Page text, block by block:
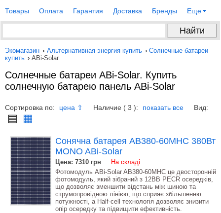
Товары Оплата Гарантия Доставка Бренды Еще
Экомагазин › Альтернативная энергия купить › Солнечные батареи
купить › ABi-Solar
Солнечные батареи ABi-Solar. Купить
солнечную батарею панель ABi-Solar
Сортировка по: цена ⇧ Наличие ( 3 ): показать все Вид:
▤ ▦
Сонячна батарея AB380-60MHC 380Вт
MONO ABi-Solar
Цена: 7310 грн
На складі
Фотомодуль ABi-Solar AB380-60MHC це двосторонній
фотомодуль, який зібраний з 12BB PECR осередків,
що дозволяє зменшити відстань між шиною та
струмопровідною лінією, що сприяє збільшенню
потужності, а Half-cell технологія дозволяє знизити
опір осередку та підвищити ефективність.